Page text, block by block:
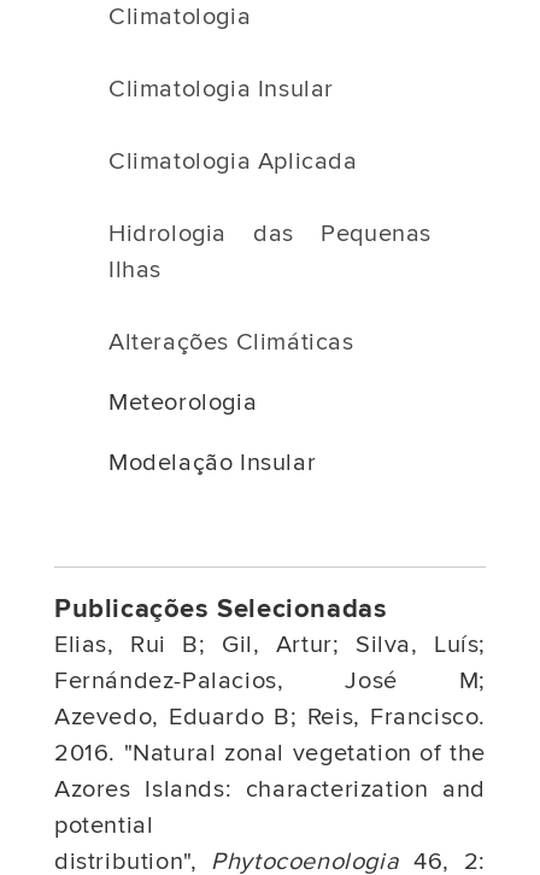
Climatologia
Climatologia Insular
Climatologia Aplicada
Hidrologia das Pequenas
Ilhas
Alterações Climáticas
Meteorologia
Modelação Insular
Publicações Selecionadas
Elias, Rui B; Gil, Artur; Silva, Luís;
Fernández-Palacios, José M;
Azevedo, Eduardo B; Reis, Francisco.
2016. "Natural zonal vegetation of the
Azores Islands: characterization and
potential
distribution", Phytocoenologia 46, 2: